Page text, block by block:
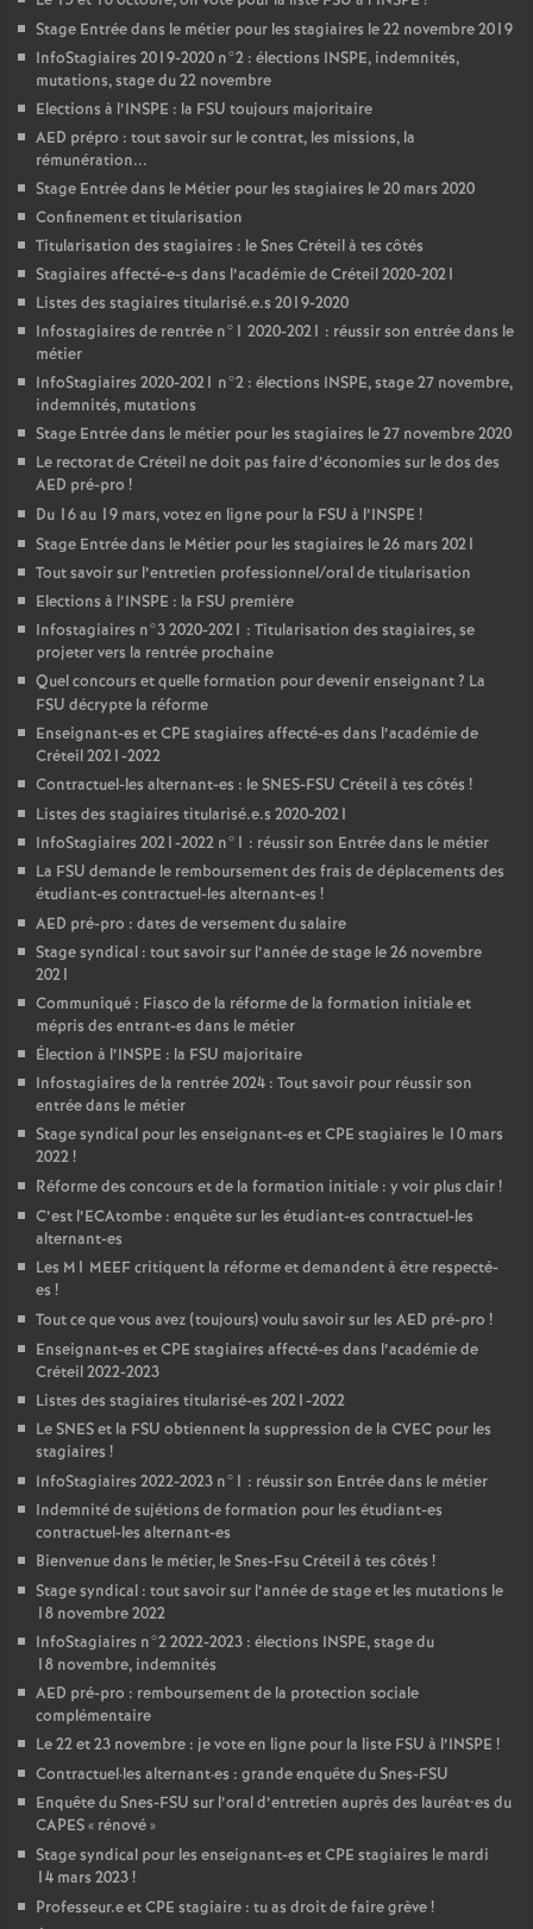
Stage Entrée dans le métier pour les stagiaires le 22 novembre 2019
InfoStagiaires 2019-2020 n°2 : élections INSPE, indemnités,
mutations, stage du 22 novembre
Elections à l’INSPE : la FSU toujours majoritaire
AED prépro : tout savoir sur le contrat, les missions, la
rémunération...
Stage Entrée dans le Métier pour les stagiaires le 20 mars 2020
Confinement et titularisation
Titularisation des stagiaires : le Snes Créteil à tes côtés
Stagiaires affecté-e-s dans l’académie de Créteil 2020-2021
Listes des stagiaires titularisé.e.s 2019-2020
Infostagiaires de rentrée n°1 2020-2021 : réussir son entrée dans le
métier
InfoStagiaires 2020-2021 n°2 : élections INSPE, stage 27 novembre,
indemnités, mutations
Stage Entrée dans le métier pour les stagiaires le 27 novembre 2020
Le rectorat de Créteil ne doit pas faire d’économies sur le dos des
AED pré-pro !
Du 16 au 19 mars, votez en ligne pour la FSU à l’INSPE !
Stage Entrée dans le Métier pour les stagiaires le 26 mars 2021
Tout savoir sur l’entretien professionnel/oral de titularisation
Elections à l’INSPE : la FSU première
Infostagiaires n°3 2020-2021 : Titularisation des stagiaires, se
projeter vers la rentrée prochaine
Quel concours et quelle formation pour devenir enseignant? La
FSU décrypte la réforme
Enseignant-es etCPE stagiaires affecté-es dans l’académie de
Créteil 2021-2022
Contractuel-les alternant-es : leSNES-FSU Créteil à tes côtés !
Listes des stagiaires titularisé.e.s 2020-2021
InfoStagiaires 2021-2022 n°1 : réussir son Entrée dans le métier
La FSU demande le remboursement des frais de déplacements des
étudiant-es contractuel-les alternant-es !
AED pré-pro : dates de versement du salaire
Stage syndical : tout savoir sur l’année de stage le 26 novembre
2021
Communiqué : Fiasco de la réforme de la formation initiale et
mépris des entrant-es dans le métier
Élection à l’INSPE : la FSU majoritaire
Infostagiaires de la rentrée 2024 : Tout savoir pour réussir son
entrée dans le métier
Stage syndical pour les enseignant-es etCPE stagiaires le 10 mars
2022!
Réforme des concours et de la formation initiale : y voir plus clair!
C’est l’ECAtombe : enquête sur les étudiant-es contractuel-les
alternant-es
Les M1 MEEFcritiquent la réforme et demandent à être respecté-
es !
Tout ce que vous avez (toujours) voulu savoir sur les AED pré-pro !
Enseignant-es etCPE stagiaires affecté-es dans l’académie de
Créteil 2022-2023
Listes des stagiaires titularisé-es 2021-2022
LeSNESet la FSU obtiennent la suppression de la CVEC pour les
stagiaires !
InfoStagiaires 2022-2023 n°1 : réussir son Entrée dans le métier
Indemnité de sujétions de formation pour les étudiant-es
contractuel-les alternant-es
Bienvenue dans le métier, le Snes-Fsu Créteil à tes côtés !
Stage syndical : tout savoir sur l’année de stage et les mutations le
18 novembre 2022
InfoStagiaires n°2 2022-2023 : élections INSPE, stage du
18 novembre, indemnités
AED pré-pro : remboursement de la protection sociale
complémentaire
Le 22 et 23 novembre : je vote en ligne pour la liste FSU à l’INSPE !
Contractuel·les alternant·es : grande enquête du Snes-FSU
Enquête du Snes-FSU sur l’oral d’entretien auprès des lauréat•es du
CAPES« rénové»
Stage syndical pour les enseignant-es etCPE stagiaires le mardi
14 mars 2023!
Professeur.e etCPE stagiaire : tu as droit de faire grève!